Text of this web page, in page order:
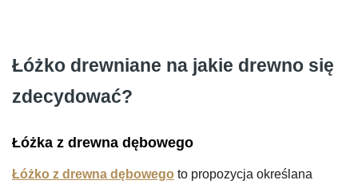
Łóżko drewniane na jakie drewno się
zdecydować?
Łóżka z drewna dębowego
Łóżko z drewna dębowego to propozycja określana